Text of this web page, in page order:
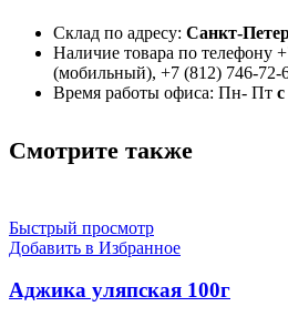
Склад по адресу: Санкт-
Наличие товара по телефону
(мобильный), +7 (812) 746-72-
Время работы офиса: Пн- Пт
Смотрите также
Быстрый просмотр
Добавить в Избранное
Аджика уляпская 100г